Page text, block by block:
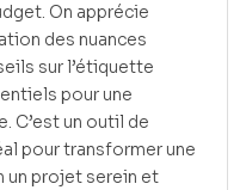
On apprécie
des nuances
sur l’étiquette
pour une
C’est un outil de
pour transformer une
un projet serein et